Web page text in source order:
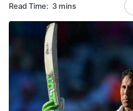
Read Time: 3 mins